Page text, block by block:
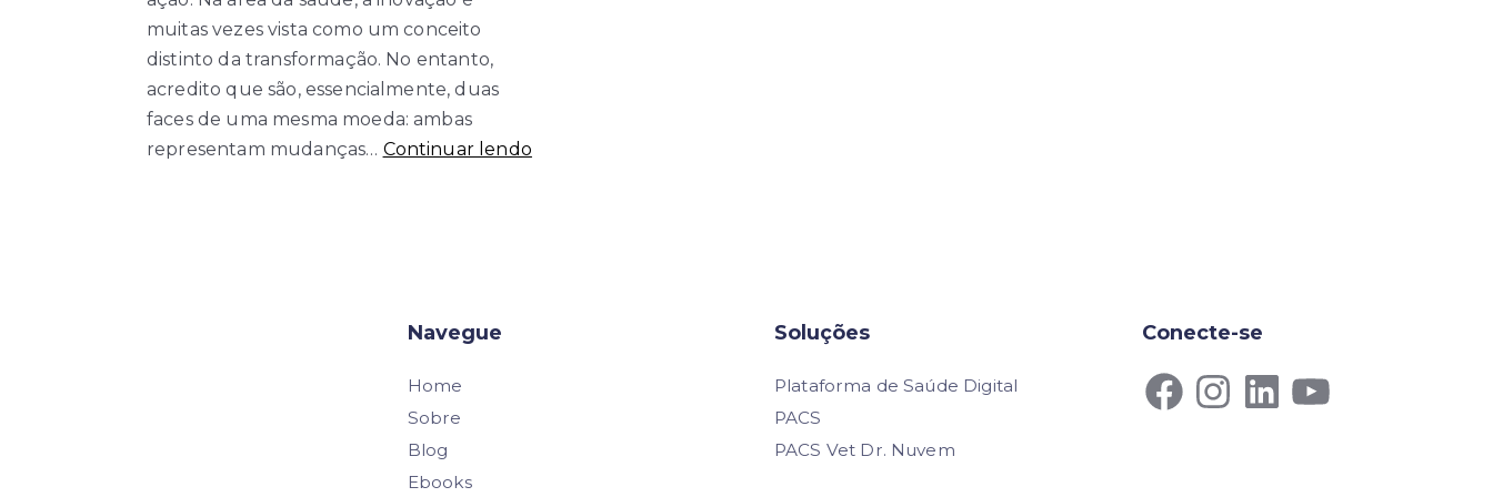
muitas vezes vista como um conceito
distinto da transformação. No entanto,
acredito que são, essencialmente, duas
faces de uma mesma moeda: ambas
representam mudanças… Continuar lendoInovação
Navegue
Home
Sobre
Blog
Ebooks
Soluções
Plataforma de Saúde Digital
PACS
PACS Vet Dr. Nuvem
Conecte-se